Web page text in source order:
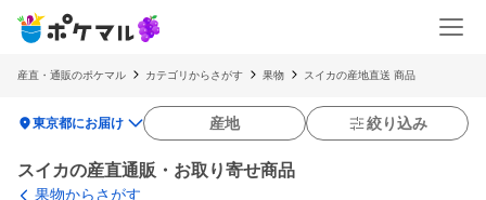
産直・通販のポケマル カテゴリからさがす 果物 スイカの産地直送 商品
location_on東京都にお届け 産地 絞り込み
スイカの産直通販・お取り寄せ商品
果物からさがす